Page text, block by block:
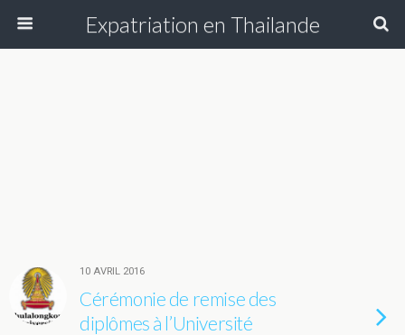
Expatriation en Thailande
10 AVRIL 2016
Cérémonie de remise des
diplômes à l’Université